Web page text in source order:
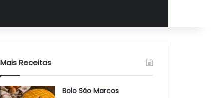
Mais Receitas
Bolo São Marcos